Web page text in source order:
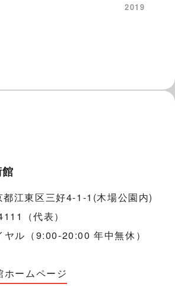
2019
江東区三好4-1-1(木場公園内)
（代表）
ヤル（9:00-20:00 年中無休）
ホームページ